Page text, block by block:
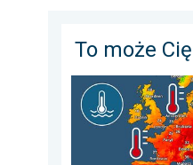
To może
Europejskie